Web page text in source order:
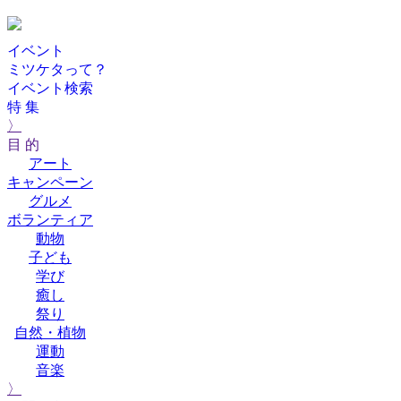
イベント
ミツケタって？
イベント検索
特 集
〉
目 的
アート
キャンペーン
グルメ
ボランティア
動物
子ども
学び
癒し
祭り
自然・植物
運動
音楽
〉